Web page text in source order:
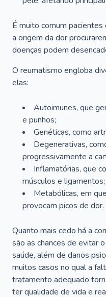
É muito comum
a origem da dor
doenças podem
O reumatismo engloba
elas:
Autoimunes, que
e punhos;
Genéticas, como
Degenerativas,
progressivamente a
Inflamatórias, que
músculos e ligamentos;
Metabólicas, em
provocam picos de dor.
Quanto mais cedo há a
são as chances de evitar
saúde, além de danos
muitos casos no qual a
tratamento adequado
ter qualidade de vida e